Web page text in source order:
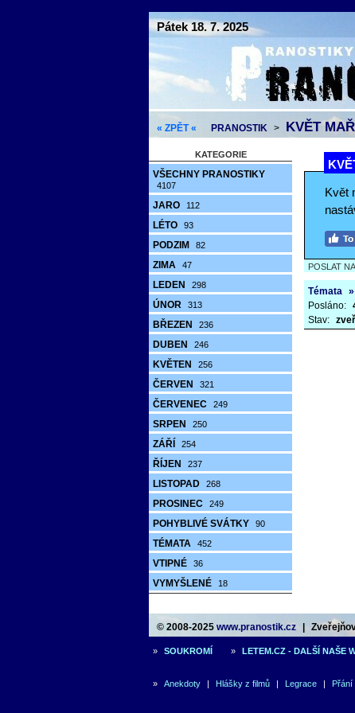
Pátek 18. 7. 2025
« ZPĚT « PRANOSTIK > KVĚT
KATEGORIE
VŠECHNY PRANOSTIKY
4107
JARO 112
LÉTO 93
PODZIM 82
ZIMA 47
LEDEN 298
ÚNOR 313
BŘEZEN 236
DUBEN 246
KVĚTEN 256
ČERVEN 321
ČERVENEC 249
SRPEN 250
ZÁŘÍ 254
ŘÍJEN 237
LISTOPAD 268
PROSINEC 249
POHYBLIVÉ SVÁTKY 90
TÉMATA 452
VTIPNÉ 36
VYMYŠLENÉ 18
Květ
POSLAT NA
Témata
Posláno:
Stav:
© 2008-2025 www.pranostik.cz
» SOUKROMÍ » LETEM.CZ - DALŠÍ NAŠE
» Anekdoty | Hlášky z filmů | Legrace | Přání